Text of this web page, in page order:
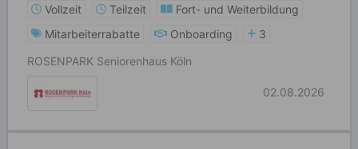
Vollzeit
Teilzeit
Fort- und Weiterbildung
Mitarbeiterrabatte
Onboarding
3
ROSENPARK Seniorenhaus Köln
02.08.2026